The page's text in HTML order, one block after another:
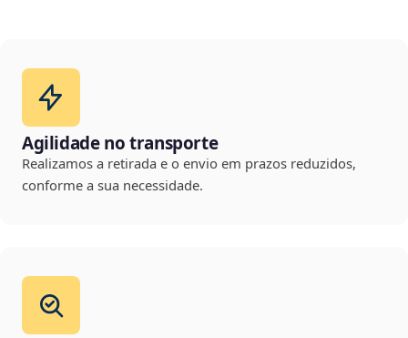
Agilidade no transporte
Realizamos a retirada e o envio em prazos reduzidos,
conforme a sua necessidade.